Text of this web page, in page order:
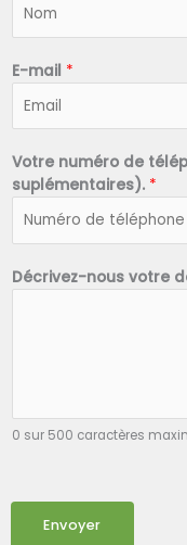
*
E-mail *
Votre numéro de
suplémentaires). *
Décrivez-nous votre
0 sur 500 caractères
Envoyer